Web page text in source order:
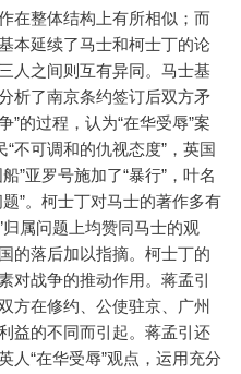
在整体结构上有所相似；而
本延续了马士和柯士丁的论
人之间则互有异同。马士基
析了南京条约签订后双方矛
”的过程，认为“在华受辱”案
不可调和的仇视态度”，英国
”亚罗号施加了“暴行”，叶名
”。柯士丁对马士的著作多有
归属问题上均赞同马士的观
的落后加以指摘。柯士丁的
对战争的推动作用。蒋孟引
方在修约、公使驻京、广州
益的不同而引起。蒋孟引还
人“在华受辱”观点，运用充分